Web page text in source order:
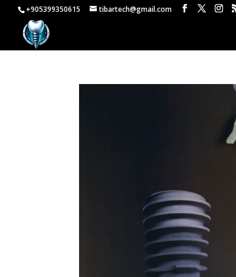
+905399350615 tibartech@gmail.com